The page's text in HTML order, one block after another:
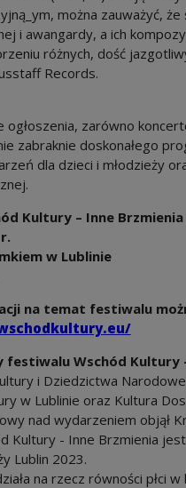
można zauważyć,
i awangardy, a ich
różnych, dość
Records.
ogłoszenia, zarówno
zabraknie doskonałego
dla dzieci i młodzieży
Kultury – Inne Brzmienia
w Lublinie
na temat festiwalu
Wschód Kultury
i Dziedzictwa
w Lublinie oraz Kultura
nad wydarzeniem objął
Kultury - Inne Brzmienia
Lublin 2023.
na rzecz równości płci